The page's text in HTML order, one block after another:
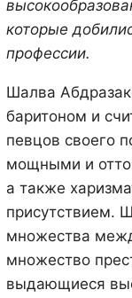
которые
профессии.
Шалва
баритоном и
певцов своего
мощными и
а также
присутствием.
множества
множество
выдающиеся